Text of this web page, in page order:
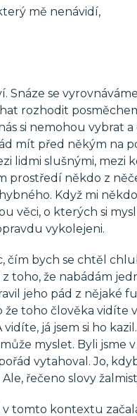
mě nenávidí,
Snáze se
rozhodit
si nemohou vybrat
mít před někým na
lidmi slušnými, mezi
prostředí někdo z
Když mi
věci, o kterých si
vykolejeni.
čím bych se chtěl
toho, že nabádám
jeho pád z nějaké
toho člověka vidíte
já jsem si ho
myslet. Byli jsme
vytahoval. Jo,
řečeno slovy
tomto kontextu